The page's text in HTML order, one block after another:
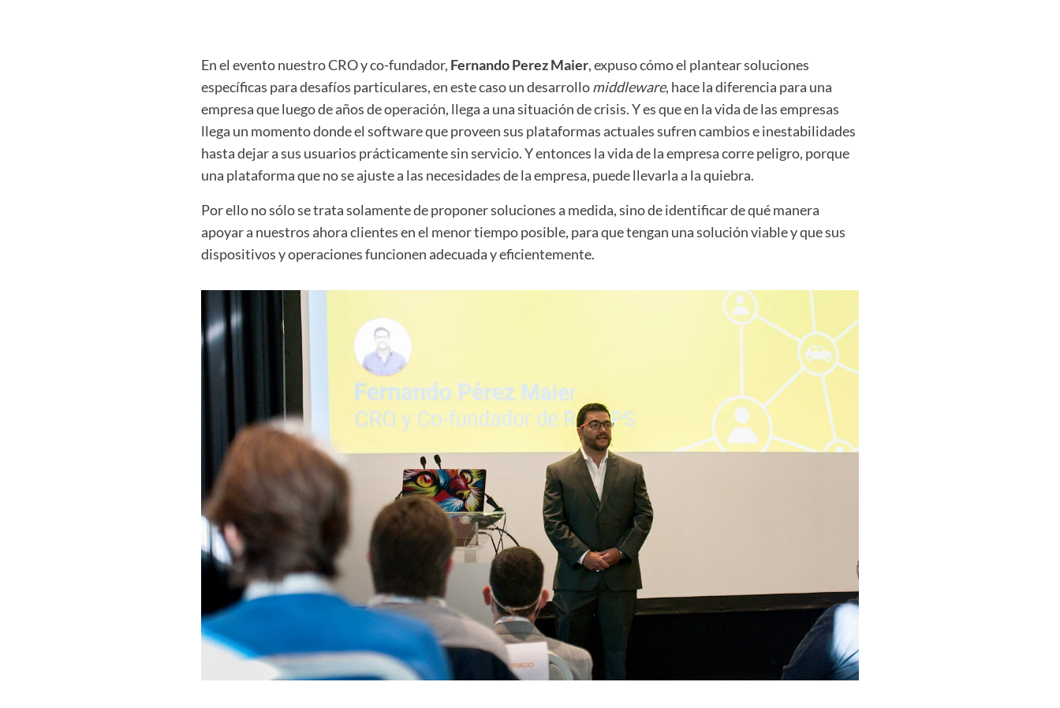
En el evento nuestro CRO y co-fundador, Fernando Perez Maier, expuso cómo el plantear soluciones
específicas para desafíos particulares, en este caso un desarrollomiddleware, hace la diferencia para una
empresa que luego de años de operación, llega a una situación de crisis. Y es que en la vida de las empresas
llega un momento donde el software que proveen sus plataformas actuales sufren cambios e inestabilidades
hasta dejar a sus usuarios prácticamente sin servicio. Y entonces la vida de la empresa corre peligro, porque
una plataforma que no se ajuste a las necesidades de la empresa, puede llevarla a la quiebra.
Por ello no sólo se trata solamente de proponer soluciones a medida, sino de identificar de qué manera
apoyar a nuestros ahora clientes en el menor tiempo posible, para que tengan una solución viable y que sus
dispositivos y operaciones funcionen adecuada y eficientemente.